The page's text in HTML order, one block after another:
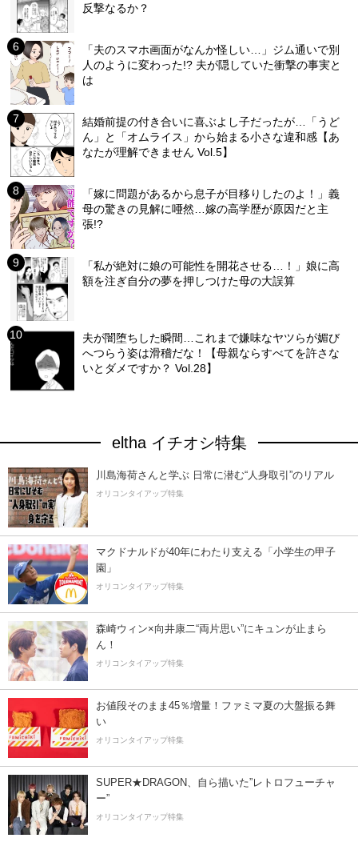
反撃なるか？
「夫のスマホ画面がなんか怪しい…」ジム通いで別
人のように変わった!? 夫が隠していた衝撃の事実と
は
結婚前提の付き合いに喜ぶよし子だったが…「うど
ん」と「オムライス」から始まる小さな違和感【あ
なたが理解できません Vol.5】
「嫁に問題があるから息子が目移りしたのよ！」義
母の驚きの見解に唖然…嫁の高学歴が原因だと主
張!?
「私が絶対に娘の可能性を開花させる…！」娘に高
額を注ぎ自分の夢を押しつけた母の大誤算
夫が闇堕ちした瞬間…これまで嫌味なヤツらが媚び
へつらう姿は滑稽だな！【母親ならすべてを許さな
いとダメですか？ Vol.28】
eltha イチオシ特集
川島海荷さんと学ぶ 日常に潜む“人身取引”のリアル
オリコンタイアップ特集
マクドナルドが40年にわたり支える「小学生の甲子
園」
オリコンタイアップ特集
森崎ウィン×向井康二“両片思い”にキュンが止まら
ん！
オリコンタイアップ特集
お値段そのまま45％増量！ファミマ夏の大盤振る舞
い
オリコンタイアップ特集
SUPER★DRAGON、自ら描いた”レトロフューチャ
ー”
オリコンタイアップ特集